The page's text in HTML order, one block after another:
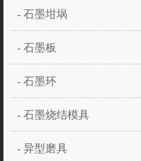
- 石墨坩埚
- 石墨板
- 石墨环
- 石墨烧结模具
- 异型磨具